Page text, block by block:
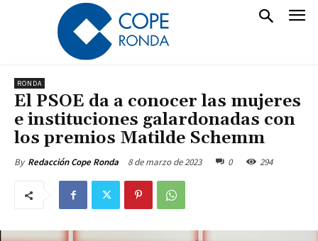
RONDA
El PSOE da a conocer las mujeres
e instituciones galardonadas con
los premios Matilde Schemm
By Redacción Cope Ronda 8 de marzo de 2023 0 294